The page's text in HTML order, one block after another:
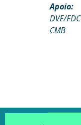
Apoio:
DVF/FDC
CMB